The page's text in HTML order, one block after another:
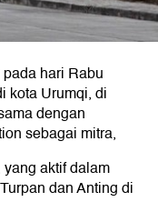
hari Rabu
kota Urumqi, di
dengan
sebagai mitra,
aktif dalam
dan Anting di